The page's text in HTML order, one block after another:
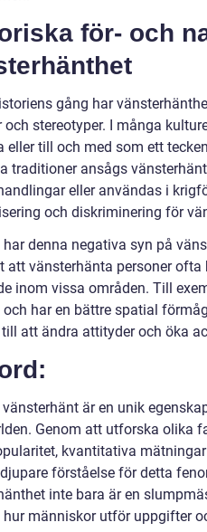
för- och
gång har
och stereotyper. I många
eller till och med som ett
traditioner ansågs
eller användas i
och diskriminering för
har denna negativa syn på
att vänsterhänta personer
inom vissa områden. Till
har en bättre spatial
att ändra attityder och öka
är en unik
Genom att utforska olika
kvantitativa
förståelse för detta
inte bara är en
hur människor utför uppgifter